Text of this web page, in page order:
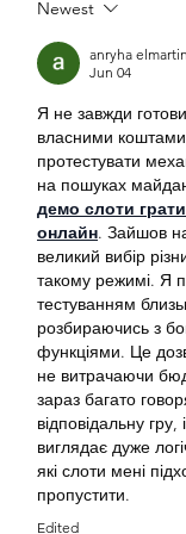
Newest
anryha
Jun 04
Я не завжди
власними
протестувати
на пошуках
демо слоти
онлайн. Зайшов
великий вибір
такому режимі. Я
тестуванням
розбираючись з
функціями. Це
не витрачаючи
зараз багато
відповідальну гру,
виглядає дуже
які слоти мені
пропустити.
Edited